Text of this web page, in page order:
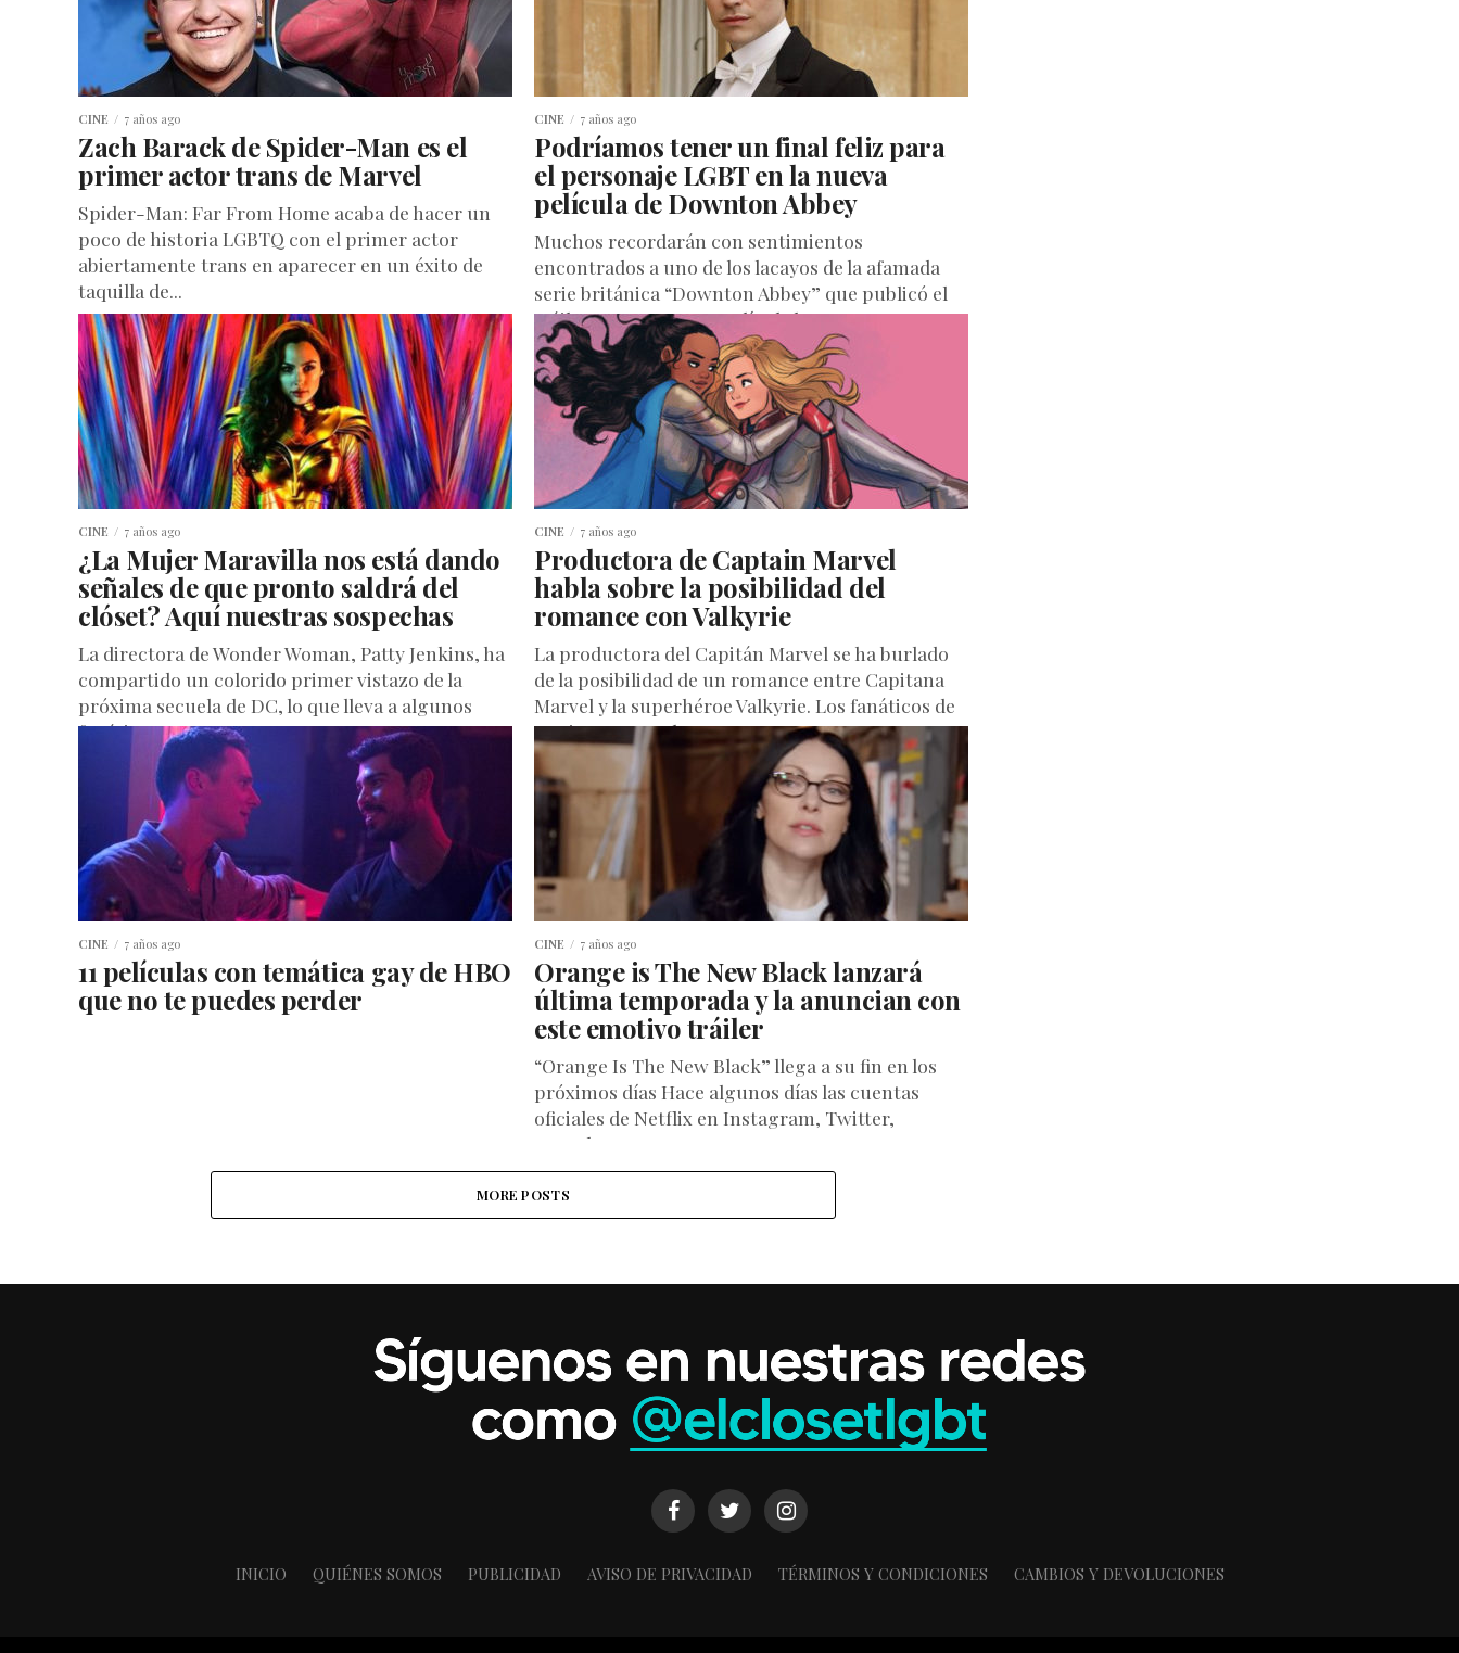
CINE 7 años ago
Zach Barack de Spider-Man es el
primer actor trans de Marvel
Spider-Man: Far From Home acaba de hacer un
poco de historia LGBTQ con el primer actor
abiertamente trans en aparecer en un éxito de
taquilla de...
CINE 7 años ago
Podríamos tener un final feliz para
el personaje LGBT en la nueva
película de Downton Abbey
Muchos recordarán con sentimientos
encontrados a uno de los lacayos de la afamada
serie británica “Downton Abbey” que publicó el
tráiler para su nueva película hace...
CINE 7 años ago
¿La Mujer Maravilla nos está dando
señales de que pronto saldrá del
clóset? Aquí nuestras sospechas
La directora de Wonder Woman, Patty Jenkins, ha
compartido un colorido primer vistazo de la
próxima secuela de DC, lo que lleva a algunos
fanáticos a...
CINE 7 años ago
Productora de Captain Marvel
habla sobre la posibilidad del
romance con Valkyrie
La productora del Capitán Marvel se ha burlado
de la posibilidad de un romance entre Capitana
Marvel y la superhéroe Valkyrie. Los fanáticos de
Capitana Marvel...
CINE 7 años ago
11 películas con temática gay de HBO
que no te puedes perder
CINE 7 años ago
Orange is The New Black lanzará
última temporada y la anuncian con
este emotivo tráiler
“Orange Is The New Black” llega a su fin en los
próximos días Hace algunos días las cuentas
oficiales de Netflix en Instagram, Twitter,
Youtube y...
MORE POSTS
INICIO QUIÉNES SOMOS PUBLICIDAD AVISO DE PRIVACIDAD TÉRMINOS Y CONDICIONES CAMBIOS Y DEVOLUCIONES